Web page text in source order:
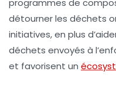
programmes de
détourner les déchets
initiatives, en plus
déchets envoyés à
et favorisent un